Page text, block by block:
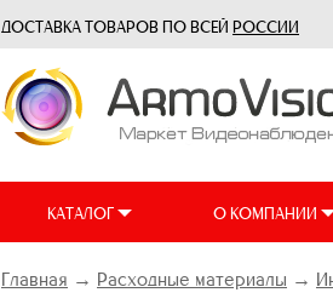
ДОСТАВКА ТОВАРОВ ПО ВСЕЙ РОССИИ
КАТАЛОГ О КОМПАНИИ
Главная → Расходные материалы →